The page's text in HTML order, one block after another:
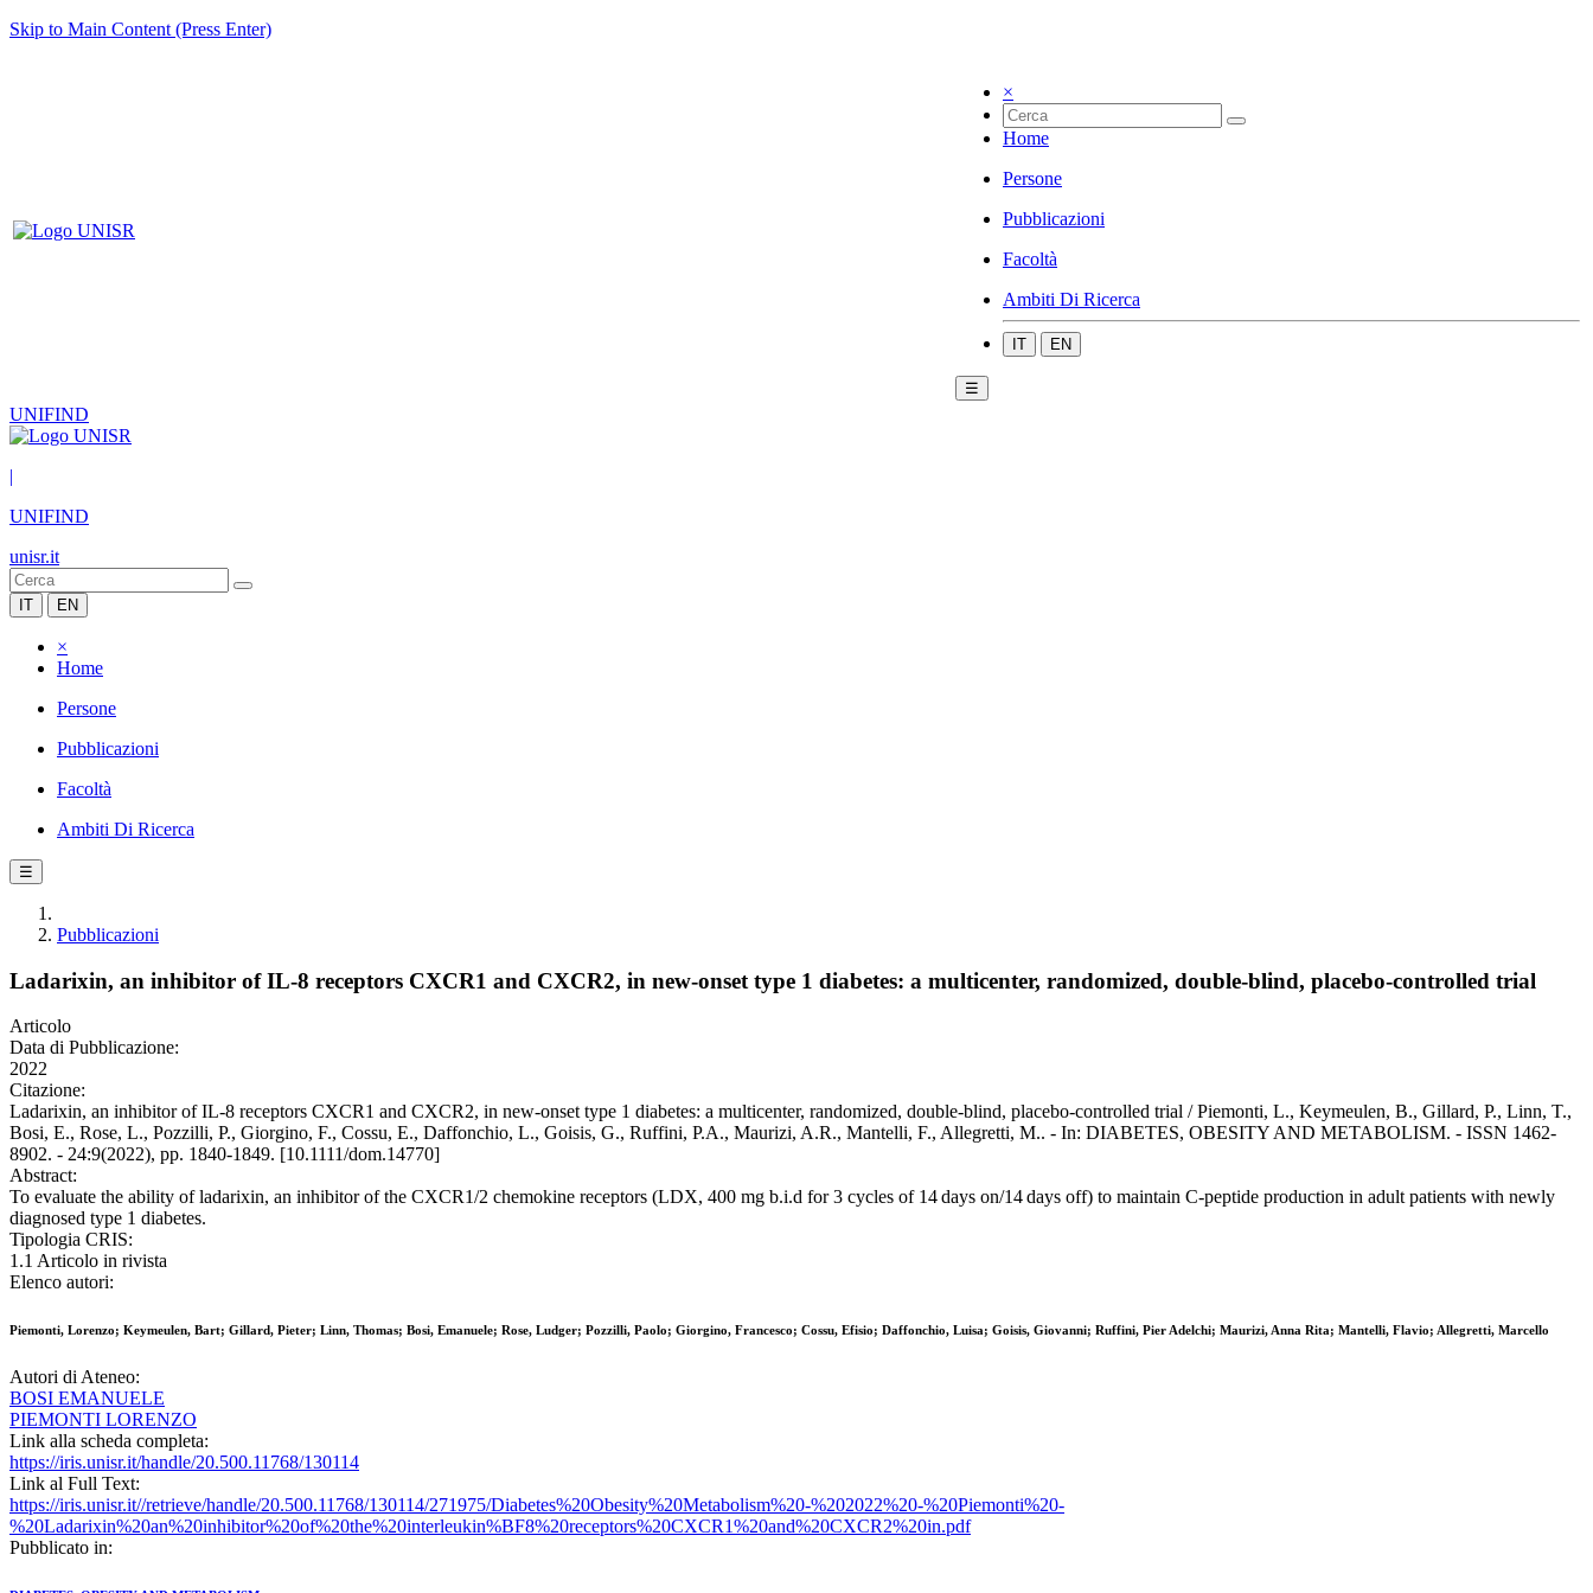
Skip to Main Content (Press Enter)
×
Home
Persone
Pubblicazioni
Facoltà
Ambiti Di Ricerca
IT EN
☰
UNIFIND
|
UNIFIND
unisr.it
IT EN
×
Home
Persone
Pubblicazioni
Facoltà
Ambiti Di Ricerca
☰
Pubblicazioni
Ladarixin, an inhibitor of IL-8 receptors CXCR1 and CXCR2, in new-onset type 1 diabetes: a multicenter, randomized, double-blind, placebo-controlled trial
Articolo
Data di Pubblicazione:
2022
Citazione:
Ladarixin, an inhibitor of IL-8 receptors CXCR1 and CXCR2, in new-onset type 1 diabetes: a multicenter, randomized, double-blind, placebo-controlled trial / Piemonti, L., Keymeulen, B., Gillard, P., Linn, T.,
Bosi, E., Rose, L., Pozzilli, P., Giorgino, F., Cossu, E., Daffonchio, L., Goisis, G., Ruffini, P.A., Maurizi, A.R., Mantelli, F., Allegretti, M.. - In: DIABETES, OBESITY AND METABOLISM. - ISSN 1462-
8902. - 24:9(2022), pp. 1840-1849. [10.1111/dom.14770]
Abstract:
To evaluate the ability of ladarixin, an inhibitor of the CXCR1/2 chemokine receptors (LDX, 400 mg b.i.d for 3 cycles of 14 days on/14 days off) to maintain C-peptide production in adult patients with newly
diagnosed type 1 diabetes.
Tipologia CRIS:
1.1 Articolo in rivista
Elenco autori:
Piemonti, Lorenzo; Keymeulen, Bart; Gillard, Pieter; Linn, Thomas; Bosi, Emanuele; Rose, Ludger; Pozzilli, Paolo; Giorgino, Francesco; Cossu, Efisio; Daffonchio, Luisa; Goisis, Giovanni; Ruffini, Pier Adelchi; Maurizi, Anna Rita; Mantelli, Flavio; Allegretti, Marcello
Autori di Ateneo:
BOSI EMANUELE
PIEMONTI LORENZO
Link alla scheda completa:
https://iris.unisr.it/handle/20.500.11768/130114
Link al Full Text:
https://iris.unisr.it//retrieve/handle/20.500.11768/130114/271975/Diabetes%20Obesity%20Metabolism%20-%202022%20-%20Piemonti%20-
%20Ladarixin%20an%20inhibitor%20of%20the%20interleukin%BF8%20receptors%20CXCR1%20and%20CXCR2%20in.pdf
Pubblicato in: